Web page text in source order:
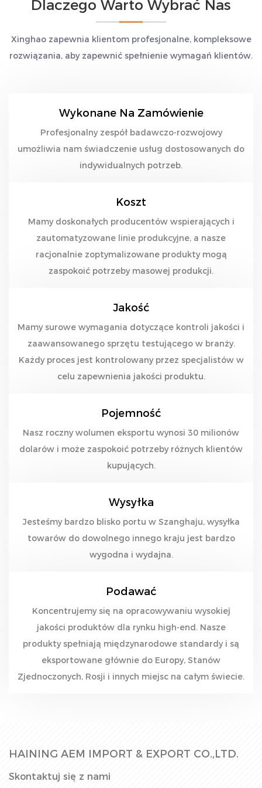
Dlaczego Warto Wybrać Nas
Xinghao zapewnia klientom profesjonalne, kompleksowe
rozwiązania, aby zapewnić spełnienie wymagań klientów.
Wykonane Na Zamówienie
Profesjonalny zespół badawczo-rozwojowy
umożliwia nam świadczenie usług dostosowanych do
indywidualnych potrzeb.
Koszt
Mamy doskonałych producentów wspierających i
zautomatyzowane linie produkcyjne, a nasze
racjonalnie zoptymalizowane produkty mogą
zaspokoić potrzeby masowej produkcji.
Jakość
Mamy surowe wymagania dotyczące kontroli jakości i
zaawansowanego sprzętu testującego w branży.
Każdy proces jest kontrolowany przez specjalistów w
celu zapewnienia jakości produktu.
Pojemność
Nasz roczny wolumen eksportu wynosi 30 milionów
dolarów i może zaspokoić potrzeby różnych klientów
kupujących.
Wysyłka
Jesteśmy bardzo blisko portu w Szanghaju, wysyłka
towarów do dowolnego innego kraju jest bardzo
wygodna i wydajna.
Podawać
Koncentrujemy się na opracowywaniu wysokiej
jakości produktów dla rynku high-end. Nasze
produkty spełniają międzynarodowe standardy i są
eksportowane głównie do Europy, Stanów
Zjednoczonych, Rosji i innych miejsc na całym świecie.
HAINING AEM IMPORT & EXPORT CO.,LTD.
Skontaktuj się z nami